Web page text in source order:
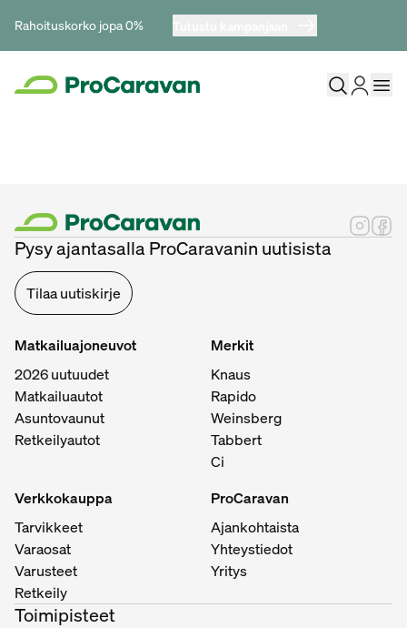
Rahoituskorko jopa 0%
Pysy ajantasalla ProCaravanin uutisista
Tilaa uutiskirje
Matkailuajoneuvot
2026 uutuudet
Matkailuautot
Asuntovaunut
Retkeilyautot
Merkit
Knaus
Rapido
Weinsberg
Tabbert
Ci
Verkkokauppa
Tarvikkeet
Varaosat
Varusteet
Retkeily
ProCaravan
Ajankohtaista
Yhteystiedot
Yritys
Toimipisteet